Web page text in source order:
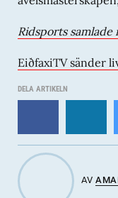
Hafdís frá
Lind frá
frá
Gljádís frá
u Nótt frá Ármó)
Ridsports
EiðfaxiTV sänder
DELA ARTIKELN
AV